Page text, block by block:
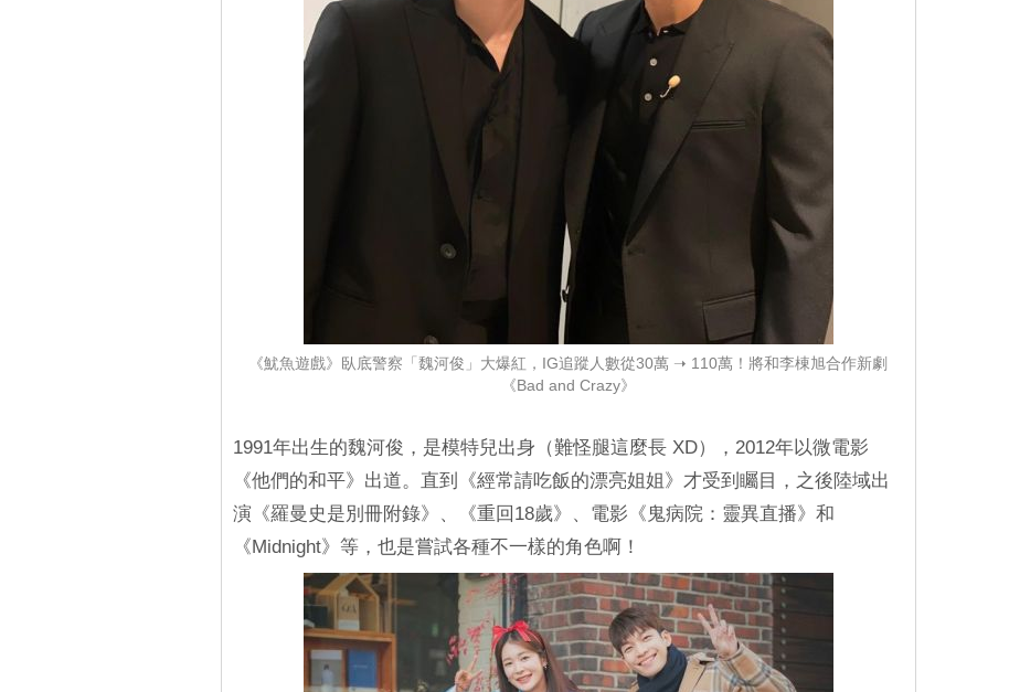
《魷魚遊戲》臥底警察「魏河俊」大爆紅，IG追蹤人數從30萬 ➝ 110萬！將和李棟旭合作新劇
《Bad and Crazy》
1991年出生的魏河俊，是模特兒出身（難怪腿這麼長 XD），2012年以微電影
《他們的和平》出道。直到《經常請吃飯的漂亮姐姐》才受到矚目，之後陸域出
演《羅曼史是別冊附錄》、《重回18歲》、電影《鬼病院：靈異直播》和
《Midnight》等，也是嘗試各種不一樣的角色啊！